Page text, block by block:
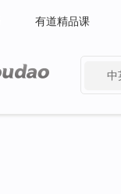
有道精品课
中